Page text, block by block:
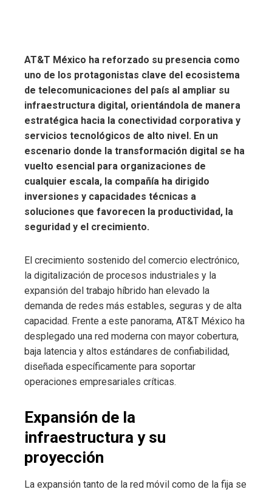
AT&T México ha reforzado su presencia como
uno de los protagonistas clave del ecosistema
de telecomunicaciones del país al ampliar su
infraestructura digital, orientándola de manera
estratégica hacia la conectividad corporativa y
servicios tecnológicos de alto nivel. En un
escenario donde la transformación digital se ha
vuelto esencial para organizaciones de
cualquier escala, la compañía ha dirigido
inversiones y capacidades técnicas a
soluciones que favorecen la productividad, la
seguridad y el crecimiento.
El crecimiento sostenido del comercio electrónico,
la digitalización de procesos industriales y la
expansión del trabajo híbrido han elevado la
demanda de redes más estables, seguras y de alta
capacidad. Frente a este panorama, AT&T México ha
desplegado una red moderna con mayor cobertura,
baja latencia y altos estándares de confiabilidad,
diseñada específicamente para soportar
operaciones empresariales críticas.
Expansión de la
infraestructura y su
proyección
La expansión tanto de la red móvil como de la fija se